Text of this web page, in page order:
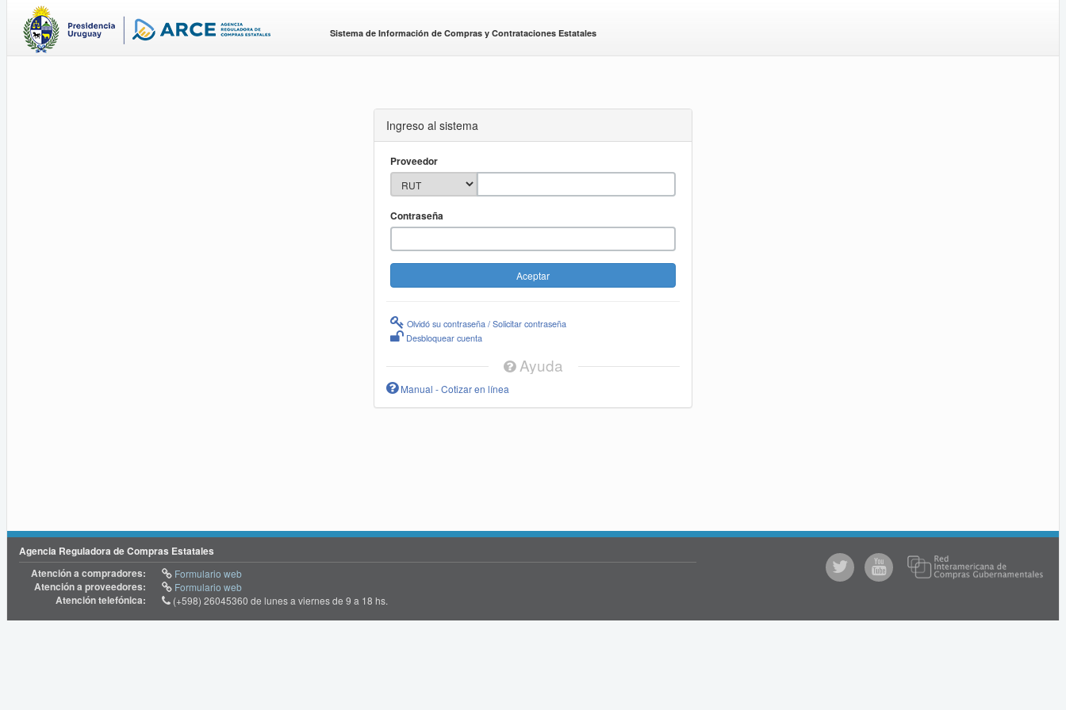
Sistema de Información de Compras y Contrataciones Estatales
Ingreso al sistema
Proveedor
Contraseña
Olvidó su contraseña / Solicitar contraseña
Desbloquear cuenta
Ayuda
Manual - Cotizar en línea
Agencia Reguladora de Compras Estatales
Atención a compradores:
Formulario web
Atención a proveedores: Formulario web
Atención telefónica: (+598) 26045360 de lunes a viernes de 9 a 18 hs.
@comprasgubuy
ACCE
Youtube